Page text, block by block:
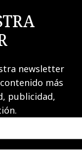
newsletter
más
publicidad,